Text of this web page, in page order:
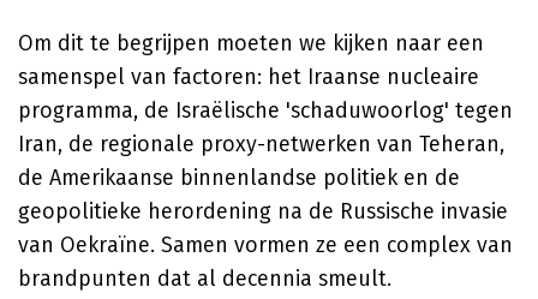
Om dit te begrijpen moeten we kijken naar een
samenspel van factoren: het Iraanse nucleaire
programma, de Israëlische 'schaduwoorlog' tegen
Iran, de regionale proxy-netwerken van Teheran,
de Amerikaanse binnenlandse politiek en de
geopolitieke herordening na de Russische invasie
van Oekraïne. Samen vormen ze een complex van
brandpunten dat al decennia smeult.